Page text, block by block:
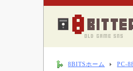
8BITSホーム PC-